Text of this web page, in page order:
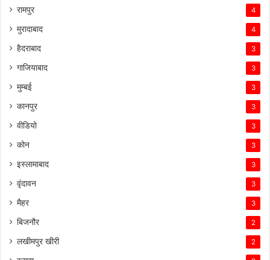
रामपुर 4
मुरादाबाद 4
हैदराबाद 3
गाजियाबाद 3
मुम्बई 3
कानपुर 3
वीडियो 3
कोन 3
इस्लामाबाद 3
वृंदावन 3
मैहर 3
बिजनौर 2
लखीमपुर खीरी 2